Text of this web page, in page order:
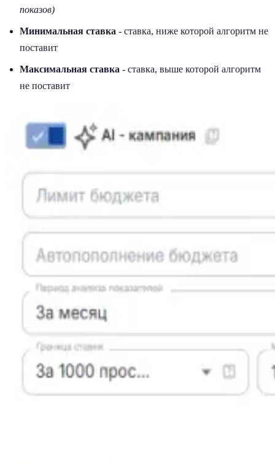
показов)
Минимальная ставка - ставка, ниже которой алгоритм не
поставит
Максимальная ставка - ставка, выше которой алгоритм
не поставит